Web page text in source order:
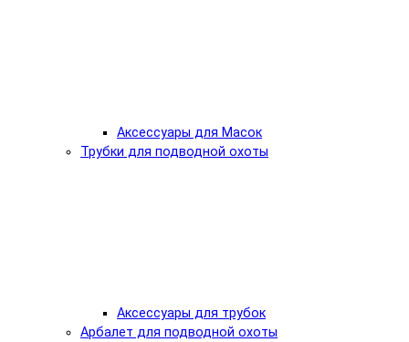
Аксессуары для Масок
Трубки для подводной охоты
Аксессуары для трубок
Арбалет для подводной охоты